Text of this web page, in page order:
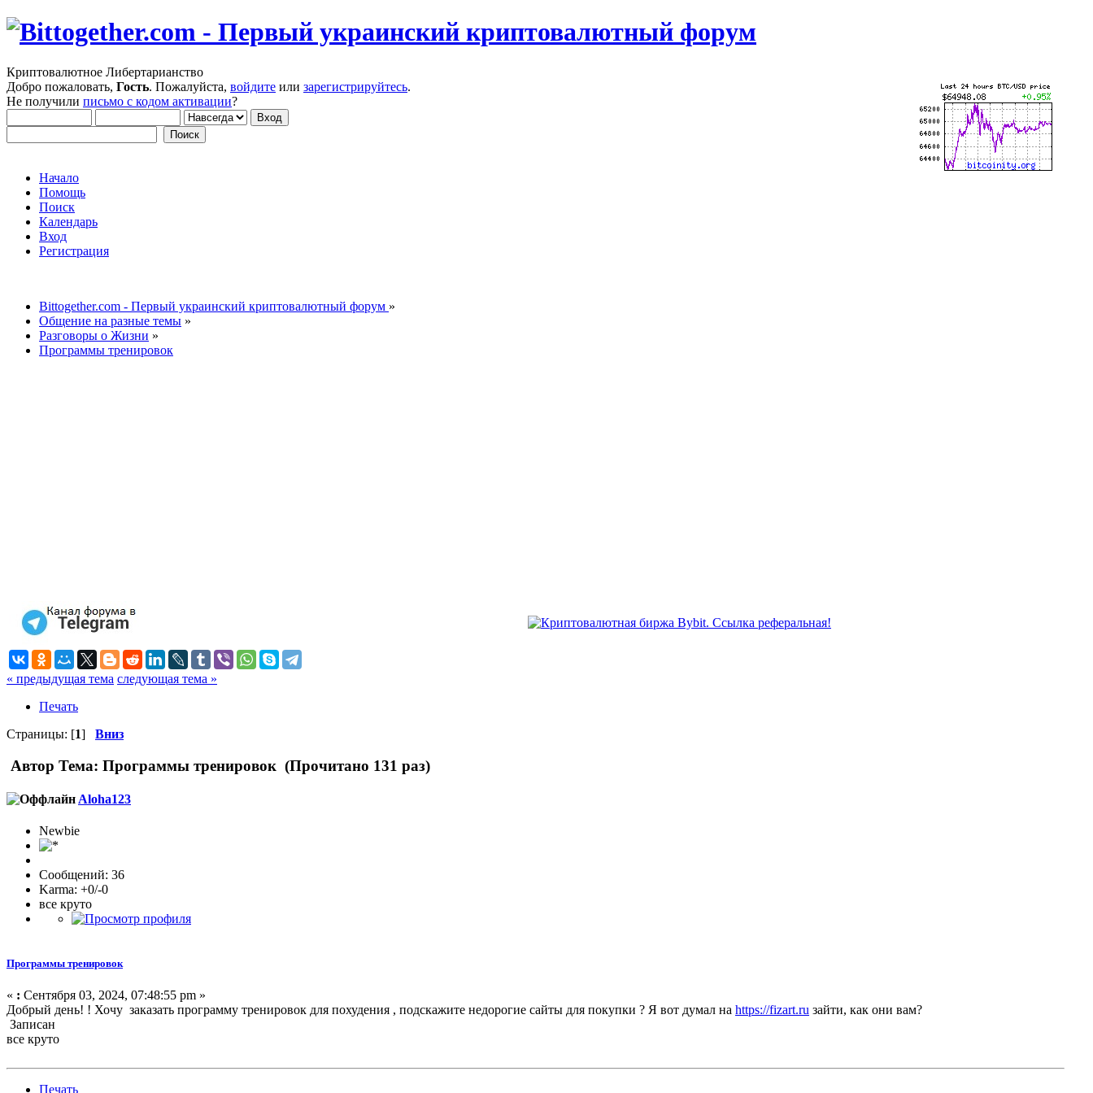
Криптовалютное Либертарианство
Добро пожаловать, Гость. Пожалуйста, войдите или зарегистрируйтесь.
Не получили письмо с кодом активации?
Начало
Помощь
Поиск
Календарь
Вход
Регистрация
Bittogether.com - Первый украинский криптовалютный форум »
Общение на разные темы »
Разговоры о Жизни »
Программы тренировок
« предыдущая тема следующая тема »
Печать
Страницы: [1] Вниз
Автор Тема: Программы тренировок (Прочитано 131 раз)
Aloha123
Newbie
Сообщений: 36
Karma: +0/-0
все круто
Программы тренировок
« : Сентября 03, 2024, 07:48:55 pm »
Добрый день! ! Хочу заказать программу тренировок для похудения , подскажите недорогие сайты для покупки ? Я вот думал на https://fizart.ru зайти, как они вам?
Записан
все круто
Печать